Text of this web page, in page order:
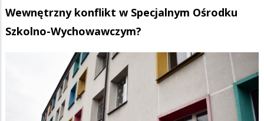
Wewnętrzny konflikt w Specjalnym Ośrodku
Szkolno-Wychowawczym?